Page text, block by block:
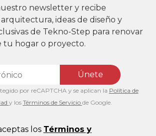
newsletter y recibe
ideas de diseño y
de Tekno-Step para renovar
tu hogar o proyecto.
Únete
por reCAPTCHA y se aplican la Política de
y los Términos de Servicio de Google.
los Términos y